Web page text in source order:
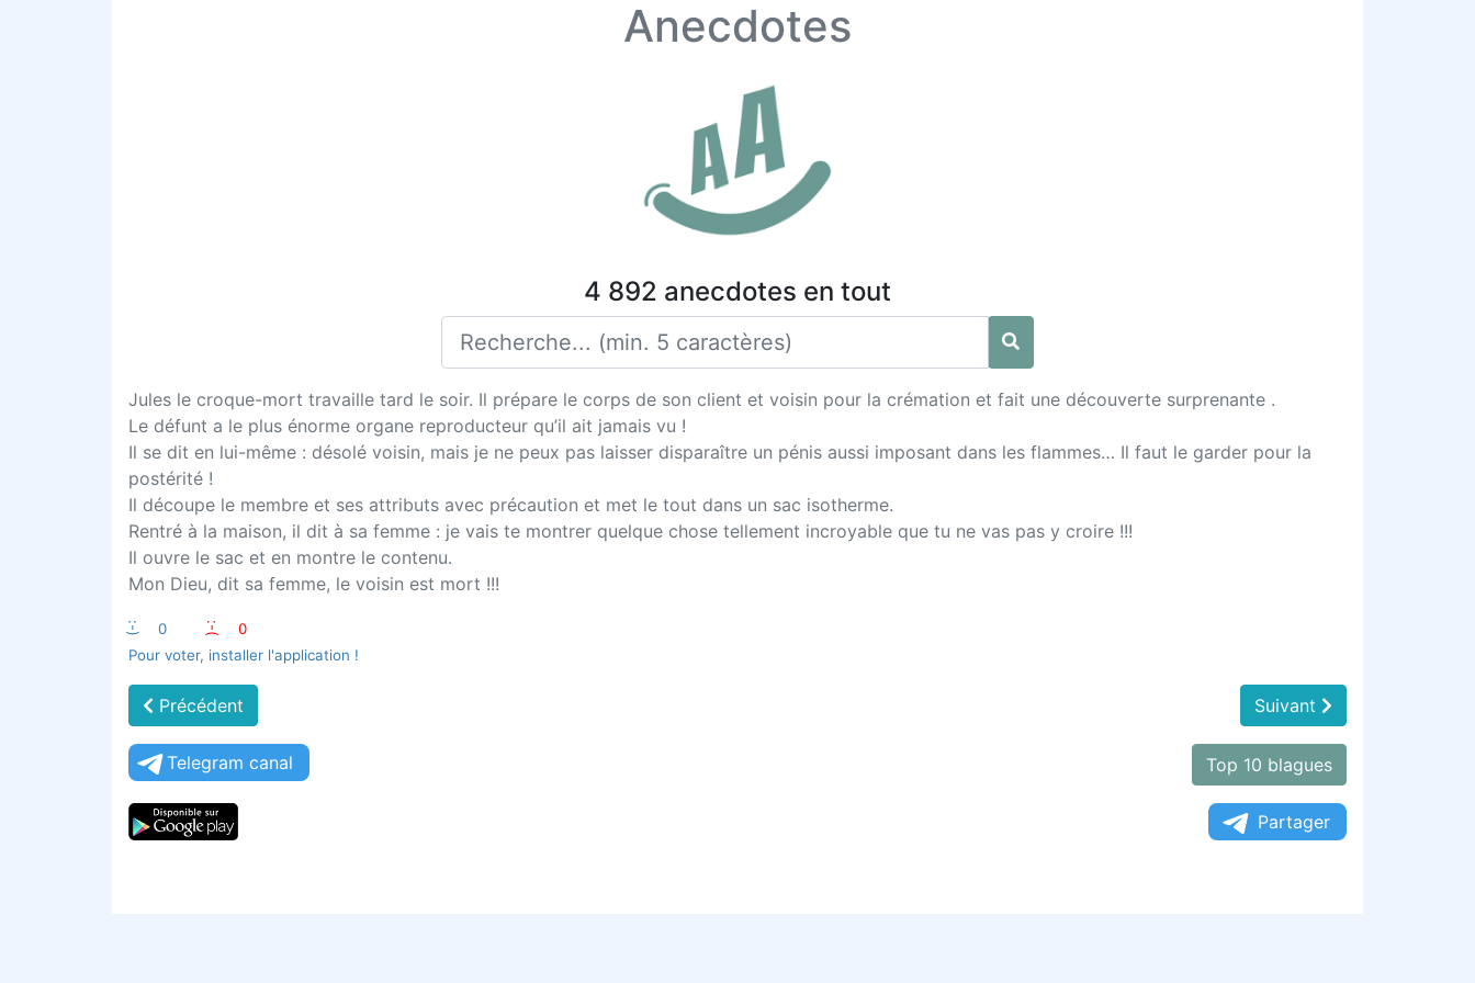
Anecdotes
4 892 anecdotes en tout
Jules le croque-mort travaille tard le soir. Il prépare le corps de son client et voisin pour la crémation et fait une découverte surprenante .
Le défunt a le plus énorme organe reproducteur qu’il ait jamais vu !
Il se dit en lui-même : désolé voisin, mais je ne peux pas laisser disparaître un pénis aussi imposant dans les flammes… Il faut le garder pour la
postérité !
Il découpe le membre et ses attributs avec précaution et met le tout dans un sac isotherme.
Rentré à la maison, il dit à sa femme : je vais te montrer quelque chose tellement incroyable que tu ne vas pas y croire !!!
Il ouvre le sac et en montre le contenu.
Mon Dieu, dit sa femme, le voisin est mort !!!
:-) 0 :-(
0
Pour voter, installer l'application !
Précédent Suivant
Telegram canal Top 10 blagues
Partager